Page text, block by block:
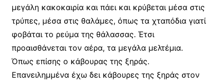
μεγάλη κακοκαιρία και πάει και κρύβεται μέσα στις
τρύπες, μέσα στις θαλάμες, όπως τα χταπόδια γιατί
φοβάται το ρεύμα της θάλασσας. Έτσι
προαισθάνεται τον αέρα, τα μεγάλα μελτέμια.
Όπως επίσης ο κάβουρας της ξηράς.
Επανειλημμένα έχω δει κάβουρες της ξηράς στον